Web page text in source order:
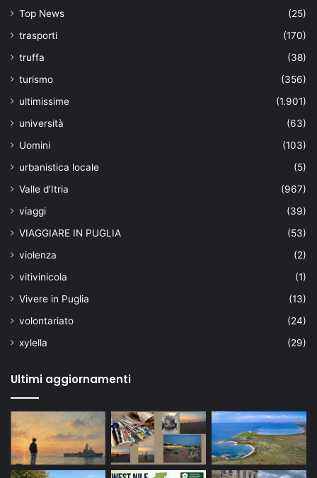
Top News
(25)
trasporti
(170)
truffa
(38)
turismo
(356)
ultimissime
(1.901)
università
(63)
Uomini
(103)
urbanistica locale
(5)
Valle d'Itria
(967)
viaggi
(39)
VIAGGIARE IN PUGLIA
(53)
violenza
(2)
vitivinicola
(1)
Vivere in Puglia
(13)
volontariato
(24)
xylella
(29)
Ultimi aggiornamenti